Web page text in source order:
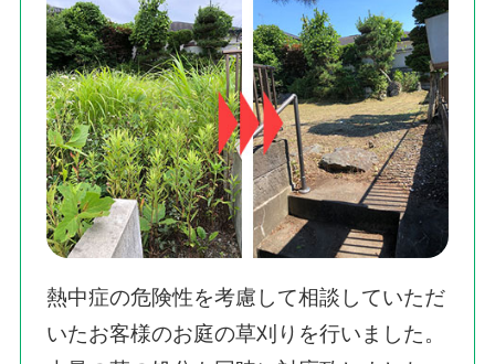
熱中症の危険性を考慮して相談していただ
いたお客様のお庭の草刈りを行いました。